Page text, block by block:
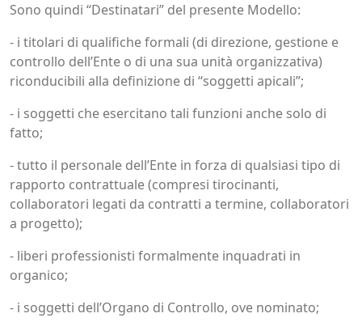
Sono quindi “Destinatari” del presente Modello:
- i titolari di qualifiche formali (di direzione, gestione e
controllo dell’Ente o di una sua unità organizzativa)
riconducibili alla definizione di “soggetti apicali”;
- i soggetti che esercitano tali funzioni anche solo di
fatto;
- tutto il personale dell’Ente in forza di qualsiasi tipo di
rapporto contrattuale (compresi tirocinanti,
collaboratori legati da contratti a termine, collaboratori
a progetto);
- liberi professionisti formalmente inquadrati in
organico;
- i soggetti dell’Organo di Controllo, ove nominato;